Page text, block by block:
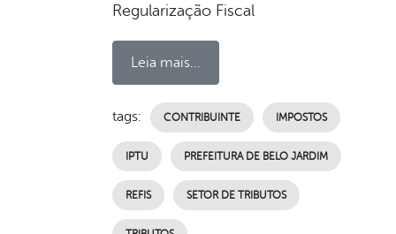
Regularização Fiscal
Leia mais...
tags: CONTRIBUINTE IMPOSTOS
IPTU PREFEITURA DE BELO JARDIM
REFIS SETOR DE TRIBUTOS